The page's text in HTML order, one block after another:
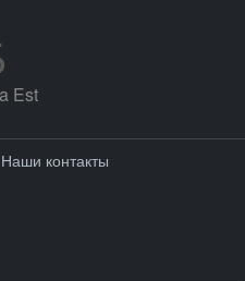
Est
Наши контакты